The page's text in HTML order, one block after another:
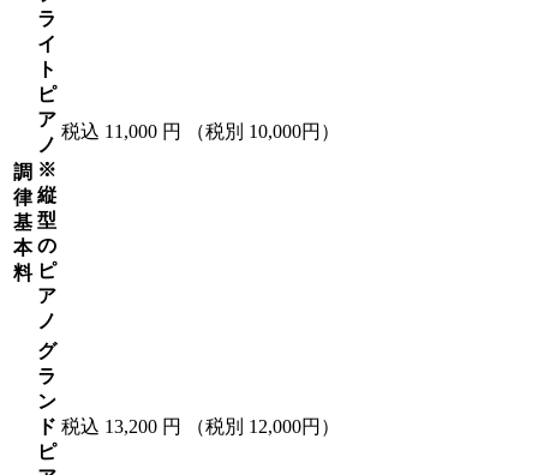
調
律
基
本
料
ラ
イ
ト
ピ
ア
ノ
※
縦
型
の
ピ
ア
ノ
税込 11,000 円 （税別 10,000円）
グ
ラ
ン
ド
ピ
税込 13,200 円 （税別 12,000円）